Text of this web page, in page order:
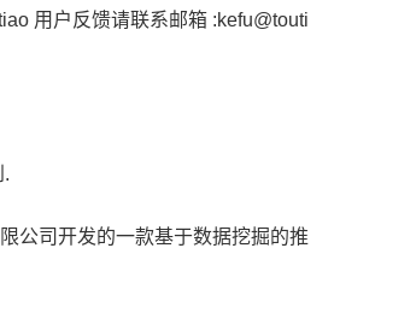
用户反馈请联系邮箱 :kefu@touti
.
公司开发的一款基于数据挖掘的推